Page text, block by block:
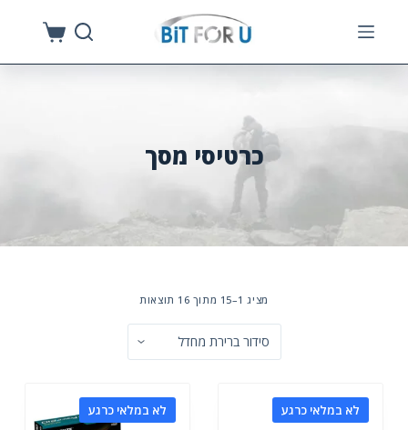
t
כרטיסי מסך
מציג 1–15 מתוך 16 תוצאות
לא במלאי כרגע לא במלאי כרגע